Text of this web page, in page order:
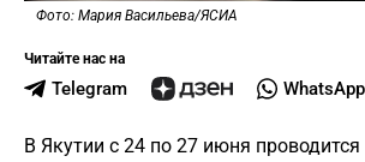
Фото: Мария Васильева/ЯСИА
Читайте нас на
Telegram WhatsApp
В Якутии с 24 по 27 июня проводится